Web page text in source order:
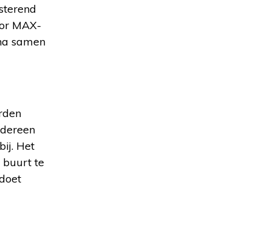
MAX-
samen
Het
buurt te